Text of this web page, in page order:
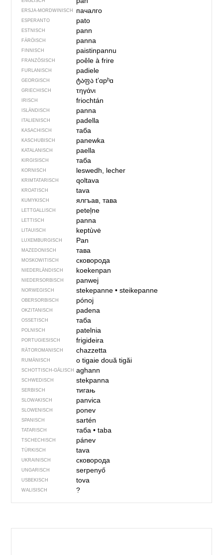
ERSJA-MORDWINISCH пачалго
ESPERANTO pato
ESTNISCH pann
FÄRÖISCH panna
FINNISCH paistinpannu
FRANZÖSISCH poêle à frire
FURLANISCH padiele
GEORGISCH ტაფაtʼɑpʰɑ
GRIECHISCH τηγάνι
IRISCH friochtán
ISLÄNDISCH panna
ITALIENISCH padella
KASACHISCH таба
KASCHUBISCH panewka
KATALANISCH paella
KIRGISISCH таба
KORNISCH leswedh, lecher
KRIMTATARISCH qoltava
KROATISCH tava
KUMYKISCH ялгъав, тава
LETTGALLISCH peteļne
LETTISCH panna
LITAUISCH keptùvė
LUXEMBURGISCH Pan
MAZEDONISCH тава
MOSKOWITISCH сковорода
NIEDERLÄNDISCH koekenpan
NIEDERSORBISCH panwej
NORWEGISCH stekepanne• steikepanne
OBERSORBISCH pónoj
OKZITANISCH padena
OSSETISCH таба
POLNISCH patelnia
PORTUGIESISCH frigideira
RÄTOROMANISCH chazzetta
RUMÄNISCH o tigaiedouă tigăi
SCHOTTISCH-GÄLISCH aghann
SCHWEDISCH stekpanna
SERBISCH тигањ
SLOWAKISCH panvica
SLOWENISCH ponev
SPANISCH sartén
TATARISCH таба• taba
TSCHECHISCH pánev
TÜRKISCH tava
UKRAINISCH сковорода
UNGARISCH serpenyő
USBEKISCH tova
WALISISCH ?